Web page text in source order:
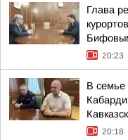
Глава
20:23
В семье
20:18